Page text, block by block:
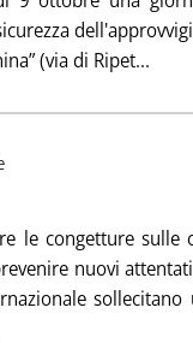
(via di Ripet...
le congetture sulle
nuovi
sollecitano